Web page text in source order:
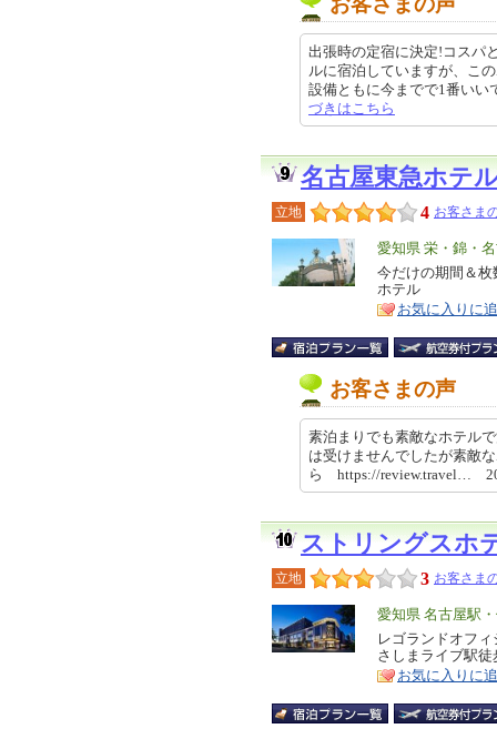
出張時の定宿に決定!コスパ
ルに宿泊していますが、こ
設備ともに今までで1番い
づきはこちら
名古屋東急ホテ
立地 4 お客さま
エ
リ
ア
愛知県 栄・錦・
特
徴
今だけの期間＆
ホテル
お気に入りに
お客さまの声
素泊まりでも素敵なホテル
は受けませんでしたが素敵
ら https://review.travel…
ストリングスホ
立地 3 お客さま
エ
リ
ア
愛知県 名古屋駅
特
徴
レゴランドオフ
さしまライブ駅
お気に入りに